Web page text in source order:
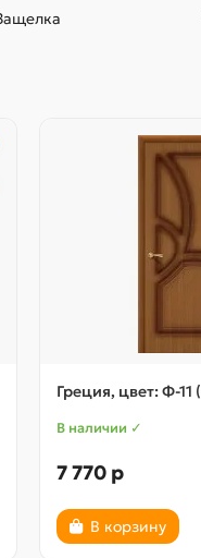
Греция, цвет: Ф-11
В наличии ✓
7 770 р
В корзину